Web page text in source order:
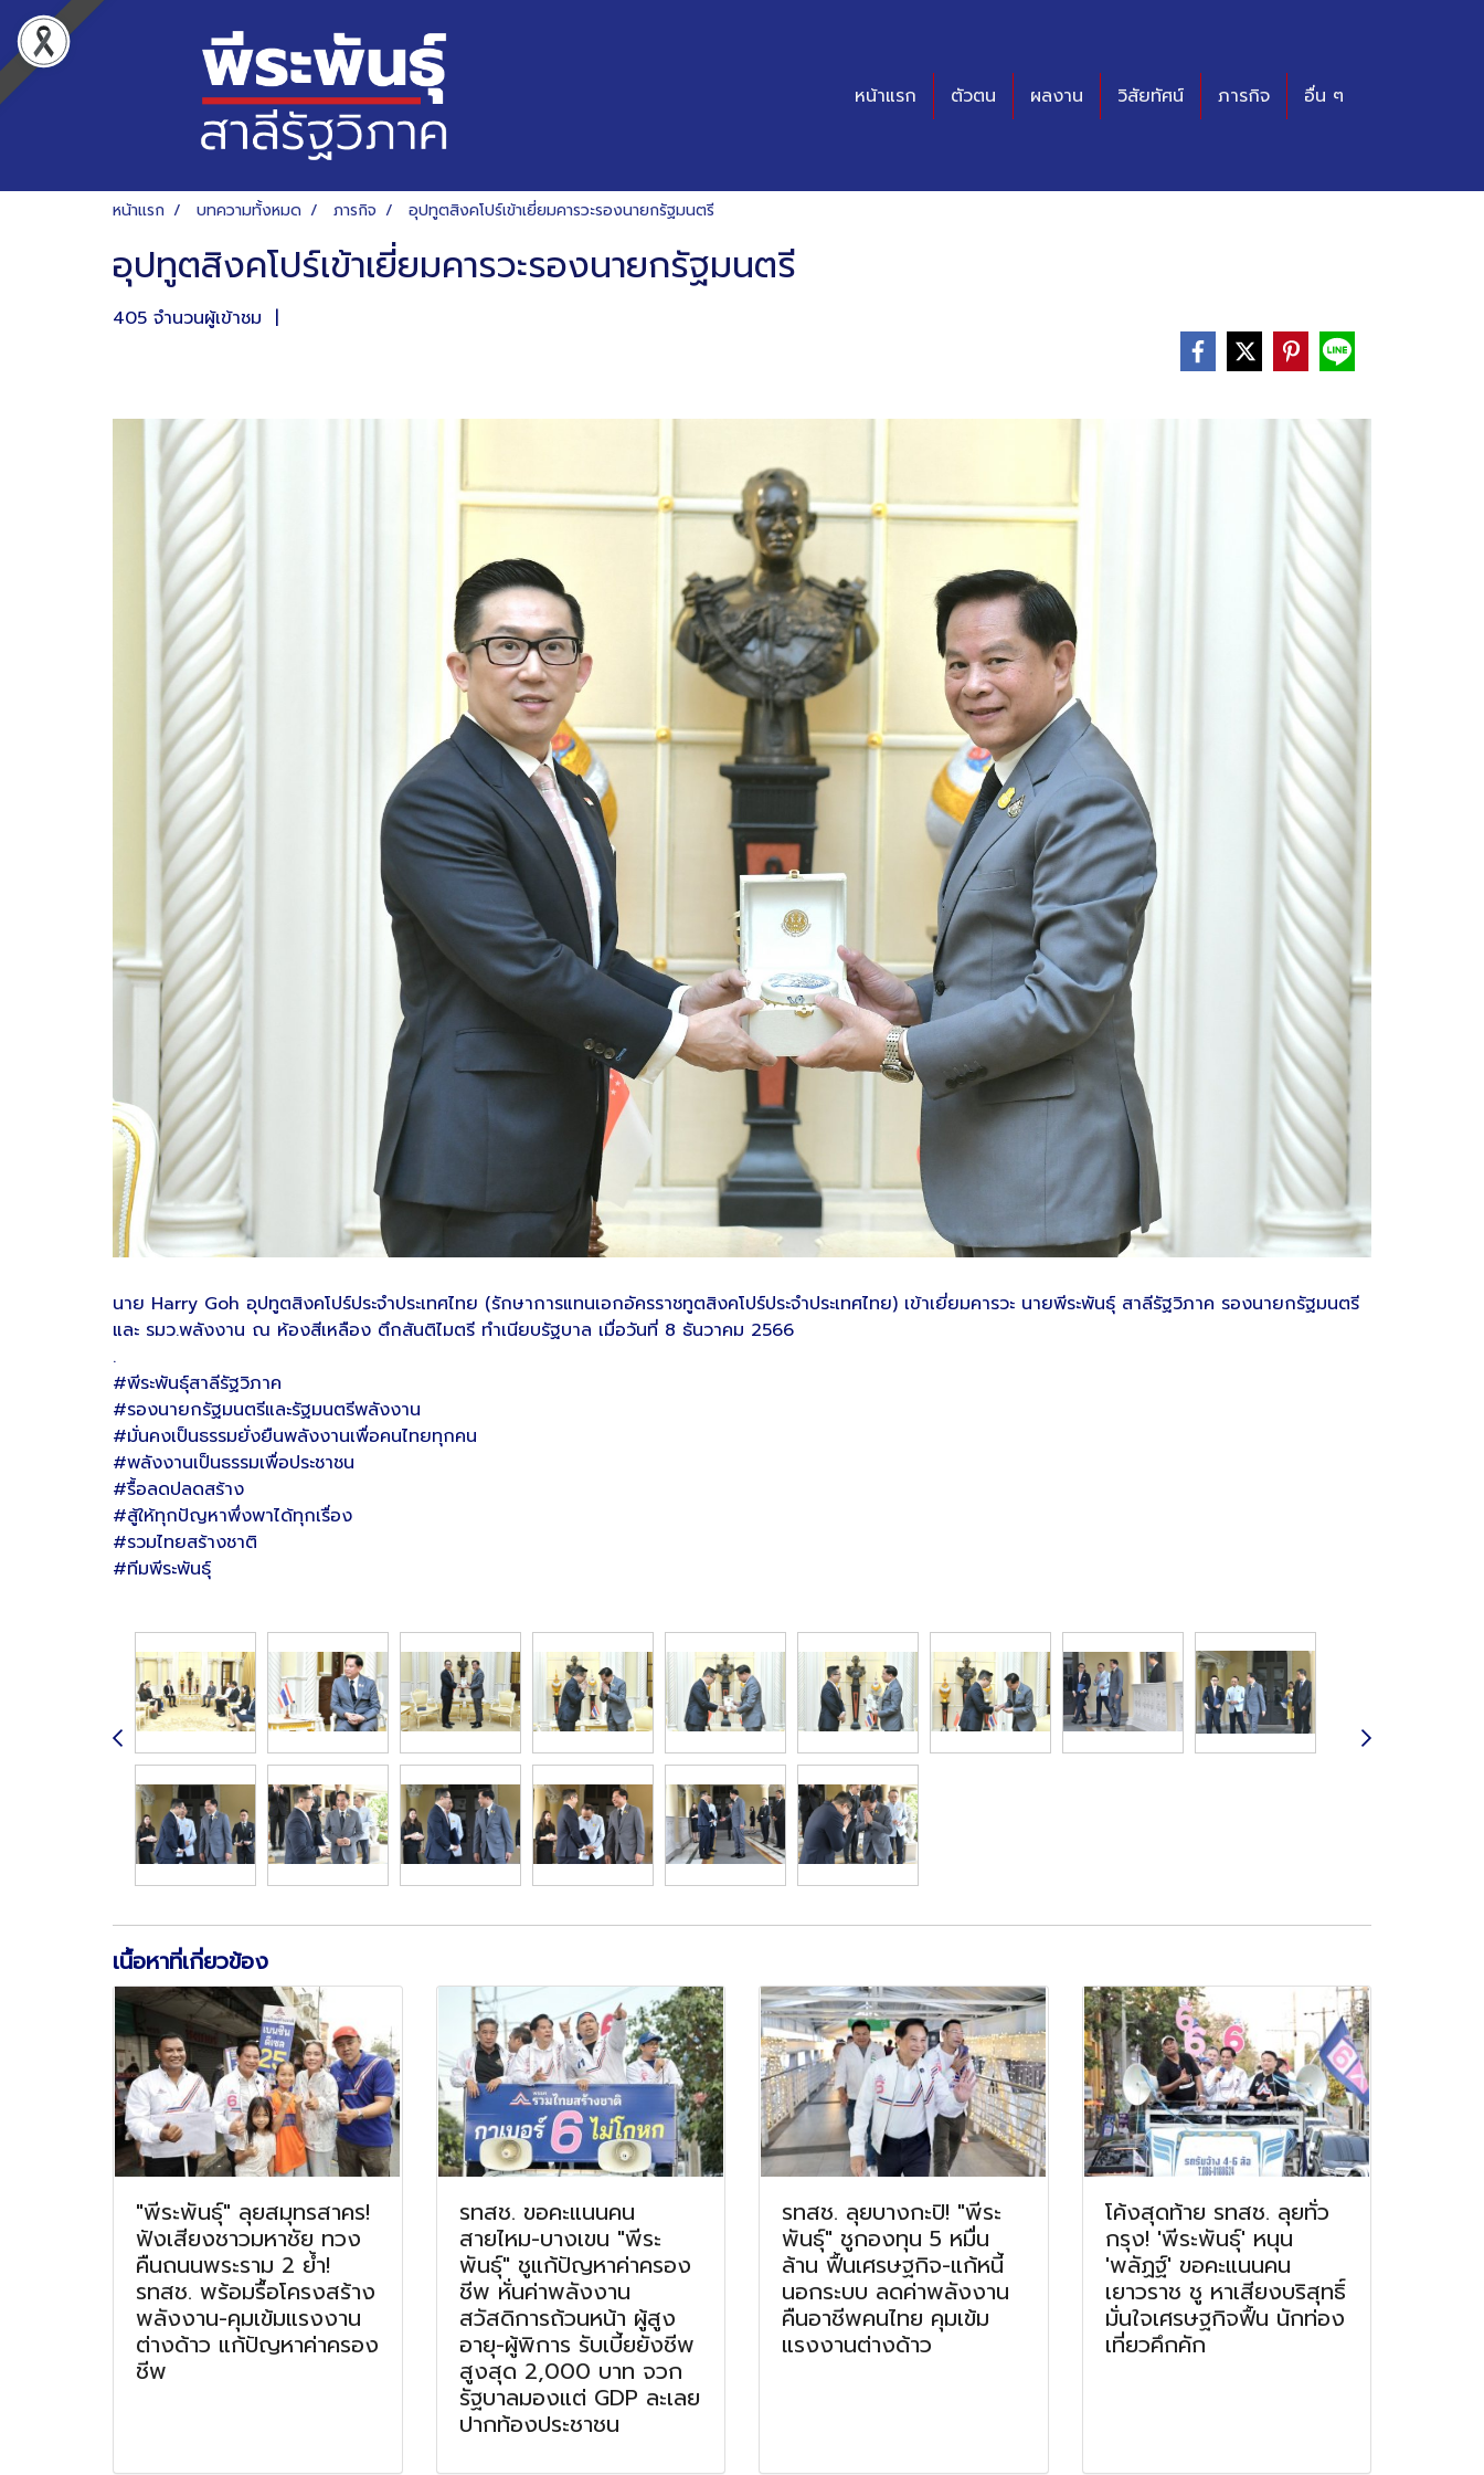
หน้าแรก ตัวตน ผลงาน วิสัยทัศน์ ภารกิจ อื่น ๆ
หน้าแรก บทความทั้งหมด ภารกิจ อุปทูตสิงคโปร์เข้าเยี่ยมคารวะรองนายกรัฐมนตรี
อุปทูตสิงคโปร์เข้าเยี่ยมคารวะรองนายกรัฐมนตรี
405 จำนวนผู้เข้าชม |
นาย Harry Goh อุปทูตสิงคโปร์ประจำประเทศไทย (รักษาการแทนเอกอัครราชทูตสิงคโปร์ประจำประเทศไทย) เข้าเยี่ยมคารวะ นายพีระพันธุ์ สาลีรัฐวิภาค รองนายกรัฐมนตรี
และ รมว.พลังงาน ณ ห้องสีเหลือง ตึกสันติไมตรี ทำเนียบรัฐบาล เมื่อวันที่ 8 ธันวาคม 2566
.
#พีระพันธุ์สาลีรัฐวิภาค
#รองนายกรัฐมนตรีและรัฐมนตรีพลังงาน
#มั่นคงเป็นธรรมยั่งยืนพลังงานเพื่อคนไทยทุกคน
#พลังงานเป็นธรรมเพื่อประชาชน
#รื้อลดปลดสร้าง
#สู้ให้ทุกปัญหาพึ่งพาได้ทุกเรื่อง
#รวมไทยสร้างชาติ
#ทีมพีระพันธุ์
เนื้อหาที่เกี่ยวข้อง
"พีระพันธุ์" ลุยสมุทรสาคร!
ฟังเสียงชาวมหาชัย ทวง
คืนถนนพระราม 2 ย้ำ!
รทสช. พร้อมรื้อโครงสร้าง
พลังงาน-คุมเข้มแรงงาน
ต่างด้าว แก้ปัญหาค่าครอง
ชีพ
รทสช. ขอคะแนนคน
สายไหม-บางเขน "พีระ
พันธุ์" ชูแก้ปัญหาค่าครอง
ชีพ หั่นค่าพลังงาน
สวัสดิการถ้วนหน้า ผู้สูง
อายุ-ผู้พิการ รับเบี้ยยังชีพ
สูงสุด 2,000 บาท จวก
รัฐบาลมองแต่ GDP ละเลย
ปากท้องประชาชน
รทสช. ลุยบางกะปิ! "พีระ
พันธุ์" ชูกองทุน 5 หมื่น
ล้าน ฟื้นเศรษฐกิจ-แก้หนี้
นอกระบบ ลดค่าพลังงาน
คืนอาชีพคนไทย คุมเข้ม
แรงงานต่างด้าว
โค้งสุดท้าย รทสช. ลุยทั่ว
กรุง! 'พีระพันธุ์' หนุน
'พลัฏฐ์' ขอคะแนนคน
เยาวราช ชู หาเสียงบริสุทธิ์
มั่นใจเศรษฐกิจฟื้น นักท่อง
เที่ยวคึกคัก